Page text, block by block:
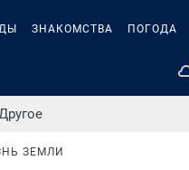
ЗНАКОМСТВА ПОГОДА
ЗЕМЛИ